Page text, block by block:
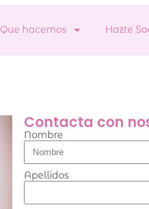
Que hacemos Hazte
Contacta con
Nombre
Apellidos